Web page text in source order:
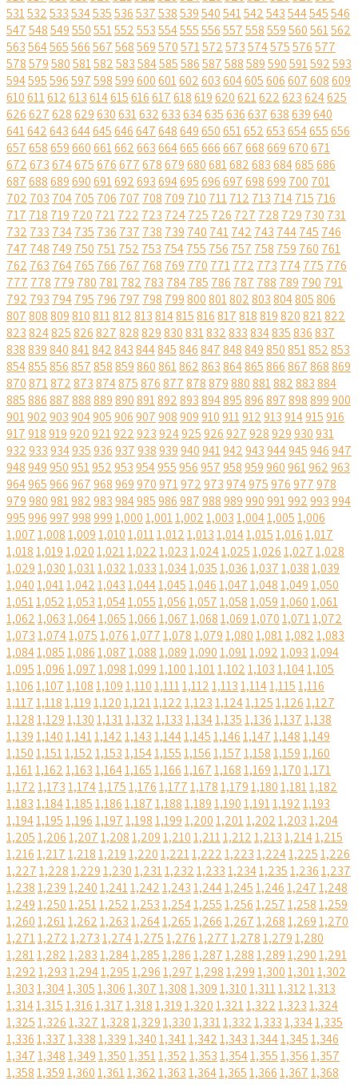
531532533534535536537538539540541542543544545546
547548549550551552553554555556557558559560561562
563564565566567568569570571572573574575576577
578579580581582583584585586587588589590591592593
594595596597598599600601602603604605606607608609
610611612613614615616617618619620621622623624625
626627628629630631632633634635636637638639640
641642643644645646647648649650651652653654655656
657658659660661662663664665666667668669670671
672673674675676677678679680681682683684685686
687688689690691692693694695696697698699 700 701
702 703 704705 706 707 708 709 710 711712 713 714715 716
717 718 719 720 721722 723 724725 726 727 728 729 730 731
732 733 734735 736 737 738 739 740 741742 743 744745 746
747 748 749 750 751752 753 754755 756 757 758 759 760 761
762 763 764765 766 767 768 769 770 771772 773 774775 776
777 778 779 780 781782 783 784785 786 787 788 789 790 791
792 793 794795 796 797 798 799800801802803804805806
807808809810811812813814815816817818819820821822
823824825826827828829830831832833834835836837
838839840841842843844845846847848849850851852853
854855856857858859860861862863864865866867868869
870871872873874875876877878879880881882883884
885886887888889890891892893894895896897898899900
901902903904905906907908909910911912913914915916
917918919920921922923924925926927928929930931
932933934935936937938939940941942943944945946947
948949950951952953954955956957958959960961962963
964965966967968969970971972973974975976977978
979980981982983984985986987988989990991992993994
9959969979989991,0001,0011,0021,0031,0041,0051,006
1,0071,0081,0091,0101,0111,0121,0131,0141,0151,0161,017
1,0181,0191,0201,0211,0221,0231,0241,0251,0261,0271,028
1,0291,0301,0311,0321,0331,0341,0351,0361,0371,0381,039
1,0401,0411,0421,0431,0441,0451,0461,0471,0481,0491,050
1,0511,0521,0531,0541,0551,0561,0571,0581,0591,0601,061
1,0621,0631,0641,0651,0661,0671,0681,0691,0701,0711,072
1,0731,0741,0751,0761,0771,0781,0791,0801,0811,0821,083
1,0841,0851,0861,0871,0881,0891,0901,0911,0921,0931,094
1,0951,0961,0971,0981,0991,1001,1011,1021,1031,1041,105
1,1061,1071,1081,1091,1101,1111,1121,1131,1141,1151,116
1,1171,1181,1191,1201,1211,1221,1231,1241,1251,1261,127
1,1281,1291,1301,1311,1321,1331,1341,1351,1361,1371,138
1,1391,1401,1411,1421,1431,1441,1451,1461,1471,1481,149
1,1501,1511,1521,1531,1541,1551,1561,1571,1581,1591,160
1,1611,1621,1631,1641,1651,1661,1671,1681,1691,1701,171
1,1721,1731,1741,1751,1761,1771,1781,1791,1801,1811,182
1,1831,1841,1851,1861,1871,1881,1891,1901,1911,1921,193
1,1941,1951,1961,1971,1981,1991,2001,2011,2021,2031,204
1,2051,2061,2071,2081,2091,2101,2111,2121,2131,2141,215
1,2161,2171,2181,2191,2201,2211,2221,2231,2241,2251,226
1,2271,2281,2291,2301,2311,2321,2331,2341,2351,2361,237
1,2381,2391,2401,2411,2421,2431,2441,2451,2461,2471,248
1,2491,2501,2511,2521,2531,2541,2551,2561,2571,2581,259
1,2601,2611,2621,2631,2641,2651,2661,2671,2681,2691,270
1,2711,2721,2731,2741,2751,2761,2771,2781,2791,280
1,2811,2821,2831,2841,2851,2861,2871,2881,2891,2901,291
1,2921,2931,2941,2951,2961,2971,2981,2991,3001,3011,302
1,3031,3041,3051,3061,3071,3081,3091,3101,3111,3121,313
1,3141,3151,3161,3171,3181,3191,3201,3211,3221,3231,324
1,3251,3261,3271,3281,3291,3301,3311,3321,3331,3341,335
1,3361,3371,3381,3391,3401,3411,3421,3431,3441,3451,346
1,3471,3481,3491,3501,3511,3521,3531,3541,3551,3561,357
1,3581,3591,3601,3611,3621,3631,3641,3651,3661,3671,368